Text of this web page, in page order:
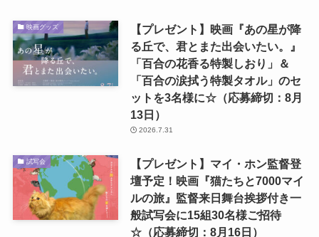
映画グッズ
【プレゼント】映画『あの星が降
る丘で、君とまた出会いたい。』
「百合の花香る特製しおり」＆
「百合の涙拭う特製タオル」のセ
ットを3名様に☆（応募締切：8月
13日）
2026.7.31
試写会
【プレゼント】マイ・ホン監督登
壇予定！映画『猫たちと7000マイ
ルの旅』監督来日舞台挨拶付き一
般試写会に15組30名様ご招待
☆（応募締切：8月16日）